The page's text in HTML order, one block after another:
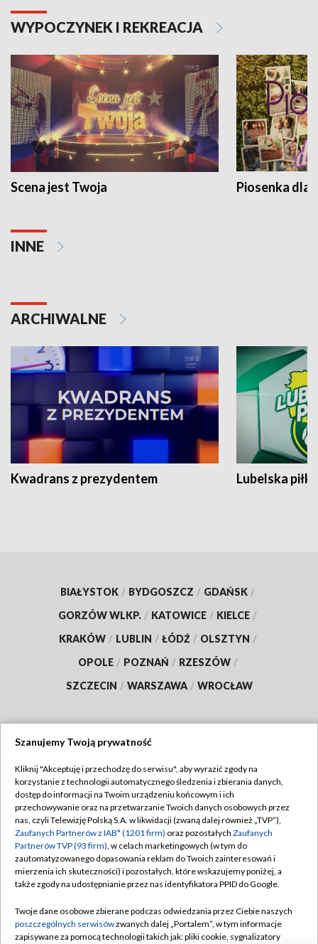
WYPOCZYNEK I REKREACJA
Scena jest Twoja Piosenka dla
INNE
ARCHIWALNE
Kwadrans z prezydentem Lubelska piłka
BIAŁYSTOK / BYDGOSZCZ / GDAŃSK /
GORZÓW WLKP. / KATOWICE / KIELCE /
KRAKÓW / LUBLIN / ŁÓDŹ / OLSZTYN /
OPOLE / POZNAŃ / RZESZÓW /
SZCZECIN / WARSZAWA / WROCŁAW
TVP
Abonament TVP
Emisja w TVP
Centrum informacji TVP
Naziemna Telewizja Cyfrowa
Rada Programowa
Regulamin TVP
Polityka prywatności
Moje zgody
Pomoc
Kontakt
Szanujemy Twoją prywatność
Kliknij "Akceptuję i przechodzę do serwisu", aby wyrazić zgody na
korzystanie z technologii automatycznego śledzenia i zbierania danych,
dostęp do informacji na Twoim urządzeniu końcowym i ich
przechowywanie oraz na przetwarzanie Twoich danych osobowych przez
nas, czyli Telewizję Polską S.A. w likwidacji (zwaną dalej również „TVP”),
Zaufanych Partnerów z IAB* (1201 firm) oraz pozostałych Zaufanych
Partnerów TVP (93 firm), w celach marketingowych (w tym do
zautomatyzowanego dopasowania reklam do Twoich zainteresowań i
mierzenia ich skuteczności) i pozostałych, które wskazujemy poniżej, a
także zgody na udostępnianie przez nas identyfikatora PPID do Google.
Twoje dane osobowe zbierane podczas odwiedzania przez Ciebie naszych
poszczególnych serwisówzwanych dalej „Portalem”, w tym informacje
zapisywane za pomocą technologii takich jak: pliki cookie, sygnalizatory